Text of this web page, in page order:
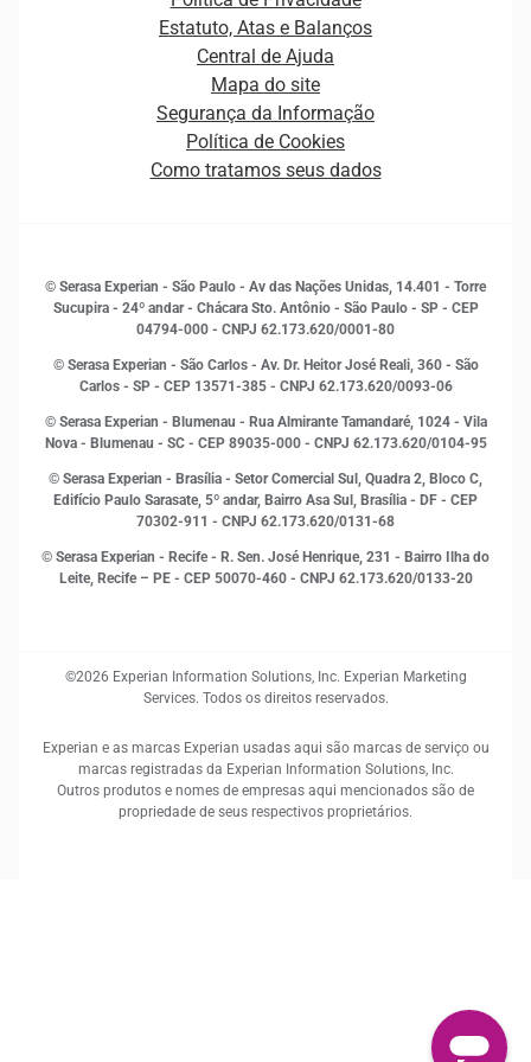
Curso Gratuito de Saúde Financeira
Empreendedorismo
Estudos e Pesquisas
Inovação e Tecnologia
Leis e impostos
Marketing
Open Finance
Proteção de Dados
Sustentabilidade Corporativa
Distribuidores e representantes
Estrutura Organizacional
Sala de Imprensa
Estatuto, Atas e Balanços
Central de Ajuda
Mapa do site
Segurança da Informação
Política de Cookies
Como tratamos seus dados
© Serasa Experian - São Paulo - Av das Nações Unidas, 14.401 - Torre
Sucupira - 24º andar - Chácara Sto. Antônio - São Paulo - SP - CEP
04794-000 - CNPJ 62.173.620/0001-80
© Serasa Experian - São Carlos - Av. Dr. Heitor José Reali, 360 - São
Carlos - SP - CEP 13571-385 - CNPJ 62.173.620/0093-06
© Serasa Experian - Blumenau - Rua Almirante Tamandaré, 1024 - Vila
Nova - Blumenau - SC - CEP 89035-000 - CNPJ 62.173.620/0104-95
© Serasa Experian - Brasília - Setor Comercial Sul, Quadra 2, Bloco C,
Edifício Paulo Sarasate, 5º andar, Bairro Asa Sul, Brasília - DF - CEP
70302-911 - CNPJ 62.173.620/0131-68
© Serasa Experian - Recife - R. Sen. José Henrique, 231 - Bairro Ilha do
Leite, Recife – PE - CEP 50070-460 - CNPJ 62.173.620/0133-20
©2026 Experian Information Solutions, Inc. Experian Marketing
Services. Todos os direitos reservados.
Experian e as marcas Experian usadas aqui são marcas de serviço ou
marcas registradas da Experian Information Solutions, Inc.
Outros produtos e nomes de empresas aqui mencionados são de
propriedade de seus respectivos proprietários.